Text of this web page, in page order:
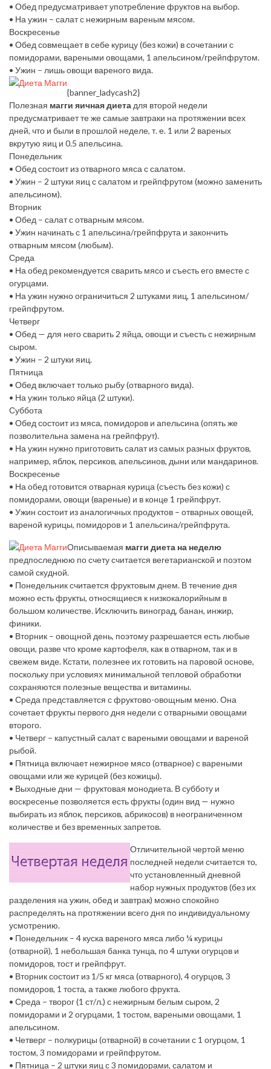
• Обед предусматривает употребление фруктов на выбор.
• На ужин – салат с нежирным вареным мясом.
Воскресенье
• Обед совмещает в себе курицу (без кожи) в сочетании с
помидорами, вареными овощами, 1 апельсином/грейпфрутом.
• Ужин – лишь овощи вареного вида.
{banner_ladycash2}
Полезная магги яичная диета для второй недели
предусматривает те же самые завтраки на протяжении всех
дней, что и были в прошлой неделе, т. е. 1 или 2 вареных
вкрутую яиц и 0.5 апельсина.
Понедельник
• Обед состоит из отварного мяса с салатом.
• Ужин – 2 штуки яиц с салатом и грейпфрутом (можно заменить
апельсином).
Вторник
• Обед – салат с отварным мясом.
• Ужин начинать с 1 апельсина/грейпфрута и закончить
отварным мясом (любым).
Среда
• На обед рекомендуется сварить мясо и съесть его вместе с
огурцами.
• На ужин нужно ограничиться 2 штуками яиц, 1 апельсином/
грейпфрутом.
Четверг
• Обед — для него сварить 2 яйца, овощи и съесть с нежирным
сыром.
• Ужин – 2 штуки яиц.
Пятница
• Обед включает только рыбу (отварного вида).
• На ужин только яйца (2 штуки).
Суббота
• Обед состоит из мяса, помидоров и апельсина (опять же
позволительна замена на грейпфрут).
• На ужин нужно приготовить салат из самых разных фруктов,
например, яблок, персиков, апельсинов, дыни или мандаринов.
Воскресенье
• На обед готовится отварная курица (съесть без кожи) с
помидорами, овощи (вареные) и в конце 1 грейпфрут.
• Ужин состоит из аналогичных продуктов – отварных овощей,
вареной курицы, помидоров и 1 апельсина/грейпфрута.
Описываемая магги диета на неделю
предпоследнюю по счету считается вегетарианской и поэтом
самой скудной.
• Понедельниксчитается фруктовым днем. В течение дня
можно есть фрукты, относящиеся к низкокалорийным в
большом количестве. Исключить виноград, банан, инжир,
финики.
• Вторник – овощной день, поэтому разрешается есть любые
овощи, разве что кроме картофеля, как в отварном, так и в
свежем виде. Кстати, полезнее их готовить на паровой основе,
поскольку при условиях минимальной тепловой обработки
сохраняются полезные вещества и витамины.
• Среда представляется с фруктово-овощным меню. Она
сочетает фрукты первого дня недели с отварными овощами
второго.
• Четверг – капустный салат с вареными овощами и вареной
рыбой.
• Пятница включает нежирное мясо (отварное) с вареными
овощами или же курицей (без кожицы).
• Выходные дни — фруктовая монодиета. В субботу и
воскресенье позволяется есть фрукты (один вид — нужно
выбирать из яблок, персиков, абрикосов) в неограниченном
количестве и без временных запретов.
Отличительной чертой меню
последней недели считается то,
что установленный дневной
набор нужных продуктов (без их
разделения на ужин, обед и завтрак) можно спокойно
распределять на протяжении всего дня по индивидуальному
усмотрению.
• Понедельник – 4 куска вареного мяса либо ¼ курицы
(отварной), 1 небольшая банка тунца, по 4 штуки огурцов и
помидоров, тост и грейпфрут.
• Вторниксостоит из 1/5 кг мяса (отварного), 4 огурцов, 3
помидоров, 1 тоста, а также любого фрукта.
• Среда – творог (1 ст/л.) с нежирным белым сыром, 2
помидорами и 2 огурцами, 1 тостом, вареными овощами, 1
апельсином.
• Четверг – полкурицы (отварной) в сочетании с 1 огурцом, 1
тостом, 3 помидорами и грейпфрутом.
• Пятница – 2 штуки яиц с 3 помидорами, салатом и